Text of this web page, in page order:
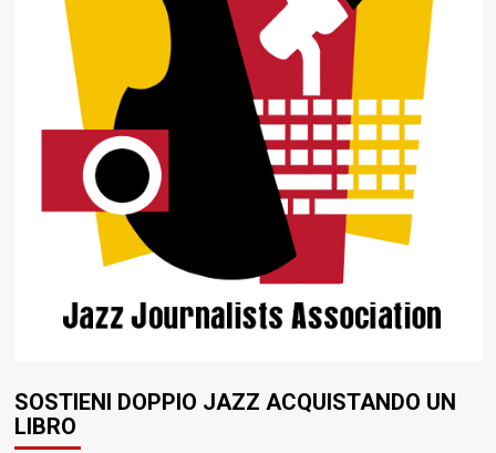
SOSTIENI DOPPIO JAZZ ACQUISTANDO UN
LIBRO